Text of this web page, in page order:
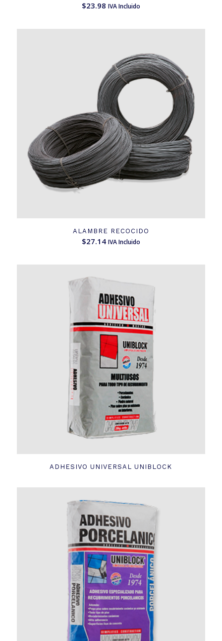
$23.98 IVA Incluido
ALAMBRE RECOCIDO
$27.14 IVA Incluido
ADHESIVO UNIVERSAL UNIBLOCK